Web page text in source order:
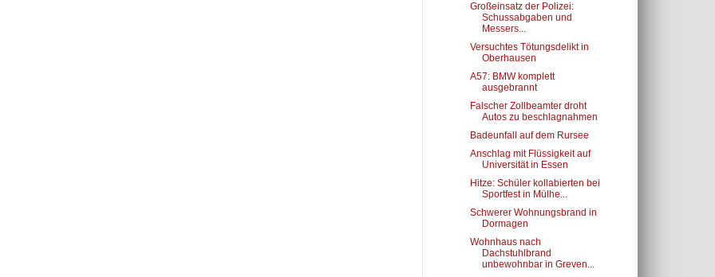
Großeinsatz der Polizei:
Schussabgaben und
Messers...
Versuchtes Tötungsdelikt in
Oberhausen
A57: BMW komplett
ausgebrannt
Falscher Zollbeamter droht
Autos zu beschlagnahmen
Badeunfall auf dem Rursee
Anschlag mit Flüssigkeit auf
Universität in Essen
Hitze: Schüler kollabierten bei
Sportfest in Mülhe...
Schwerer Wohnungsbrand in
Dormagen
Wohnhaus nach
Dachstuhlbrand
unbewohnbar in Greven...